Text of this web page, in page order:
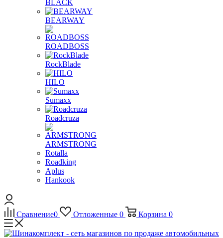
BLACK
BEARWAY
ROADBOSS
RockBlade
HILO
Sumaxx
Roadcruza
ARMSTRONG
Rotalla
Roadking
Aplus
Hankook
Сравнение0 Отложенные 0 Корзина 0